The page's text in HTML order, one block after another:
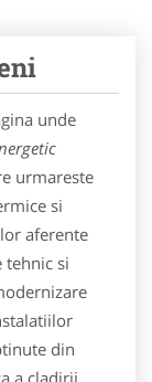
unde
urmareste
si
aferente
tehnic si
din
a cladirii.